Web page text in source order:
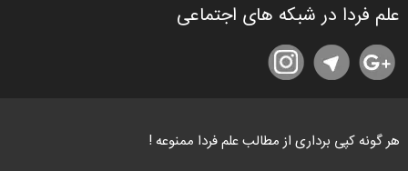
علم فردا در شبکه های اجتماعی
هر گونه کپی برداری از مطالب علم فردا ممنوعه !